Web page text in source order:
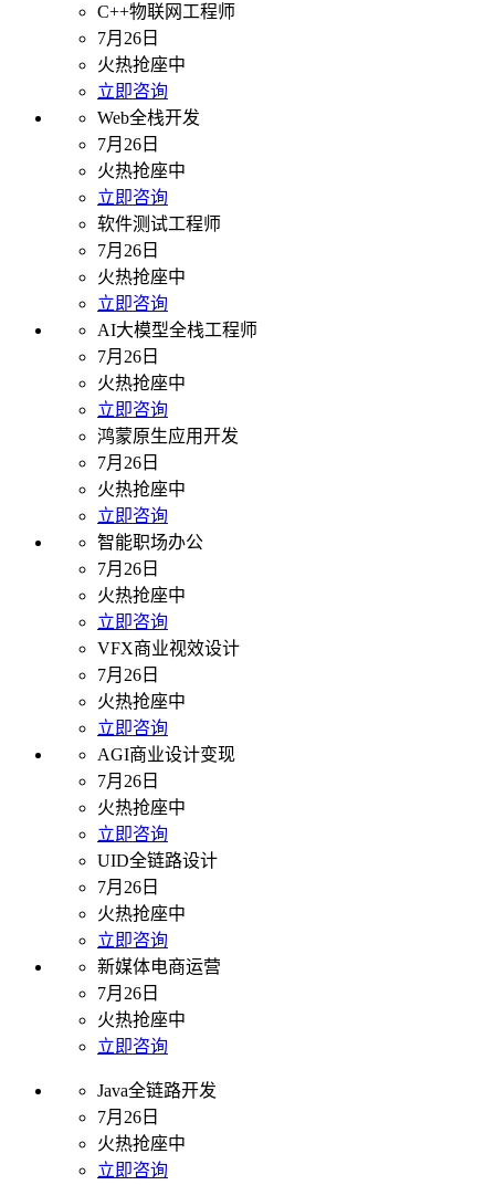
C++物联网工程师
7月26日
火热抢座中
立即咨询
Web全栈开发
7月26日
火热抢座中
立即咨询
软件测试工程师
7月26日
火热抢座中
立即咨询
AI大模型全栈工程师
7月26日
火热抢座中
立即咨询
鸿蒙原生应用开发
7月26日
火热抢座中
立即咨询
智能职场办公
7月26日
火热抢座中
立即咨询
VFX商业视效设计
7月26日
火热抢座中
立即咨询
AGI商业设计变现
7月26日
火热抢座中
立即咨询
UID全链路设计
7月26日
火热抢座中
立即咨询
新媒体电商运营
7月26日
火热抢座中
立即咨询
Java全链路开发
7月26日
火热抢座中
立即咨询